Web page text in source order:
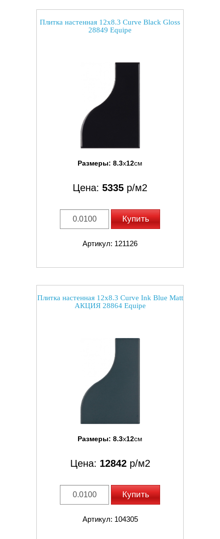
Плитка настенная 12x8.3 Curve Black Gloss
28849 Equipe
Размеры: 8.3x12см
Цена: 5335 р/м2
Купить
Артикул: 121126
Плитка настенная 12x8.3 Curve Ink Blue Matt
АКЦИЯ 28864 Equipe
Размеры: 8.3x12см
Цена: 12842р/м2
Купить
Артикул: 104305